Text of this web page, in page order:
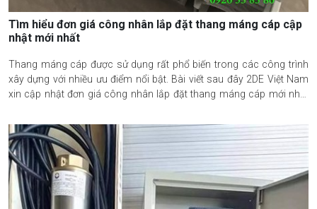
Tìm hiểu đơn giá công nhân lắp đặt thang máng cáp cập
nhật mới nhất
Thang máng cáp được sử dụng rất phổ biến trong các công trình
xây dựng với nhiều ưu điểm nổi bật. Bài viết sau đây 2DE Việt Nam
xin cập nhật đơn giá công nhân lắp đặt thang máng cáp mới nhất